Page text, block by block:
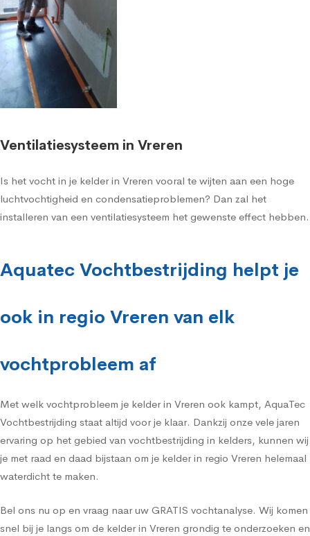
Ventilatiesysteem in Vreren
Is het vocht in je kelder in Vreren vooral te wijten aan een hoge
luchtvochtigheid en condensatieproblemen? Dan zal het
installeren van een ventilatiesysteem het gewenste effect hebben.
Aquatec Vochtbestrijding helpt je
ook in regio Vreren van elk
vochtprobleem af
Met welk vochtprobleem je kelder in Vreren ook kampt, AquaTec
Vochtbestrijding staat altijd voor je klaar. Dankzij onze vele jaren
ervaring op het gebied van vochtbestrijding in kelders, kunnen wij
je met raad en daad bijstaan om je kelder in regio Vreren helemaal
waterdicht te maken.
Bel ons nu op en vraag naar uw GRATIS vochtanalyse. Wij komen
snel bij je langs om de kelder in Vreren grondig te onderzoeken en